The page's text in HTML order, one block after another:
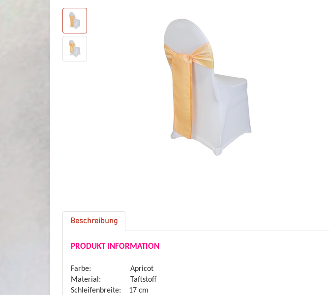
Beschreibung
PRODUKT INFORMATION
Farbe: Apricot
Material: Taftstoff
Schleifenbreite: 17 cm